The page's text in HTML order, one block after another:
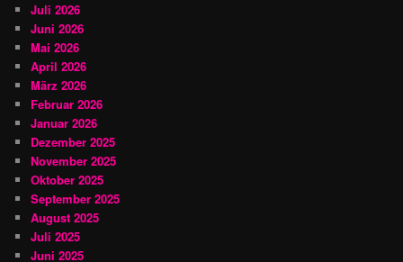
Juli 2026
Juni 2026
Mai 2026
April 2026
März 2026
Februar 2026
Januar 2026
Dezember 2025
November 2025
Oktober 2025
September 2025
August 2025
Juli 2025
Juni 2025